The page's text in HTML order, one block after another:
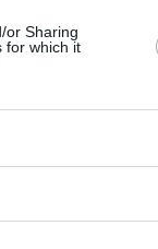
or Sharing
for which it